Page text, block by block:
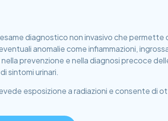
diagnostico non invasivo che
anomalie come infiammazioni,
nella prevenzione e nella diagnosi precoce
sintomi urinari.
esposizione a radiazioni e consente di